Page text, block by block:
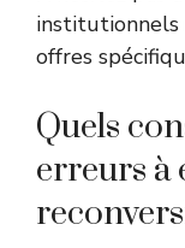
institutionnels
offres
Quels
erreurs à